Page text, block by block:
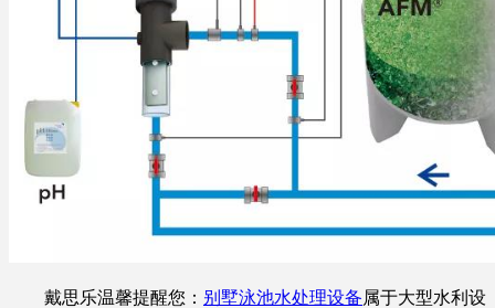
戴思乐温馨提醒您： 别墅泳池水处理设备属于大型水利设